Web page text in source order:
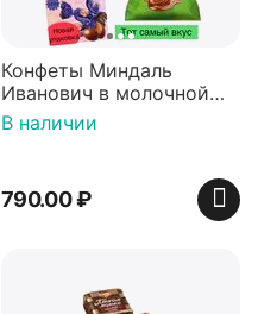
Конфеты Миндаль
Иванович в молочной
шоколадной глазури,
500 гр
В наличии
790.00₽